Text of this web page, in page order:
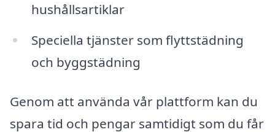
hushållsartiklar
Speciella tjänster som flyttstädning
och byggstädning
Genom att använda vår plattform kan du
spara tid och pengar samtidigt som du får